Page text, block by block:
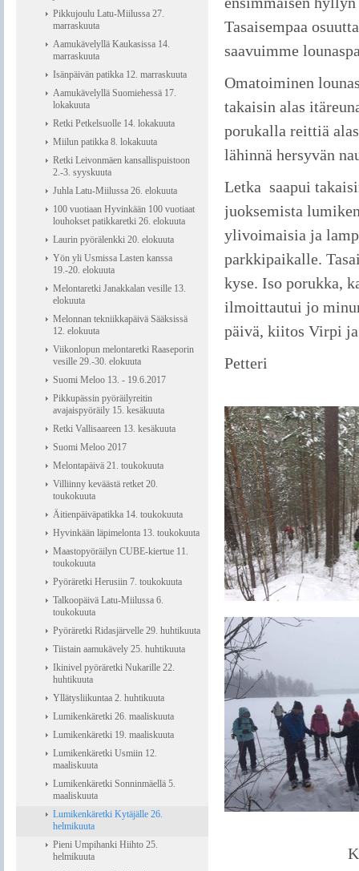
Tasaisempaa
saavuimme
Omatoiminen
takaisin alas
porukalla reittiä
lähinnä hersyvän
Letka saapui
juoksemista
ylivoimaisia ja
parkkipaikalle.
kyse. Iso porukka,
ilmoittautui jo
päivä, kiitos Virpi ja
Petteri
Pikkujoulu Latu-Miilussa 27.
marraskuuta
Aamukävelyllä Kaukasissa 14.
marraskuuta
Isänpäivän patikka 12. marraskuuta
Aamukävelyllä Suomiehessä 17.
lokakuuta
Retki Petkelsuolle 14. lokakuuta
Miilun patikka 8. lokakuuta
Retki Leivonmäen kansallispuistoon
2.-3. syyskuuta
Juhla Latu-Miilussa 26. elokuuta
100 vuotiaan Hyvinkään 100 vuotiaat
louhokset patikkaretki 26. elokuuta
Laurin pyörälenkki 20. elokuuta
Yön yli Usmissa Lasten kanssa
19.-20. elokuuta
Melontaretki Janakkalan vesille 13.
elokuuta
Melonnan tekniikkapäivä Sääksissä
12. elokuuta
Viikonlopun melontaretki Raaseporin
vesille 29.-30. elokuuta
Suomi Meloo 13. - 19.6.2017
Pikkupässin pyöräilyreitin
avajaispyöräily 15. kesäkuuta
Retki Vallisaareen 13. kesäkuuta
Suomi Meloo 2017
Melontapäivä 21. toukokuuta
Villiinny keväästä retket 20.
toukokuuta
Äitienpäiväpatikka 14. toukokuuta
Hyvinkään läpimelonta 13. toukokuuta
Maastopyöräilyn CUBE-kiertue 11.
toukokuuta
Pyöräretki Herusiin 7. toukokuuta
Talkoopäivä Latu-Miilussa 6.
toukokuuta
Pyöräretki Ridasjärvelle 29. huhtikuuta
Tiistain aamukävely 25. huhtikuuta
Ikinivel pyöräretki Nukarille 22.
huhtikuuta
Yllätysliikuntaa 2. huhtikuuta
Lumikenkäretki 26. maaliskuuta
Lumikenkäretki 19. maaliskuuta
Lumikenkäretki Usmiin 12.
maaliskuuta
Lumikenkäretki Sonninmäellä 5.
maaliskuuta
Lumikenkäretki Kytäjälle 26.
helmikuuta
Pieni Umpihanki Hiihto 25.
helmikuuta